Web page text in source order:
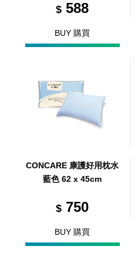
$588
BUY 購買
CONCARE 康護好用枕水
藍色 62 x 45cm
$750
BUY 購買